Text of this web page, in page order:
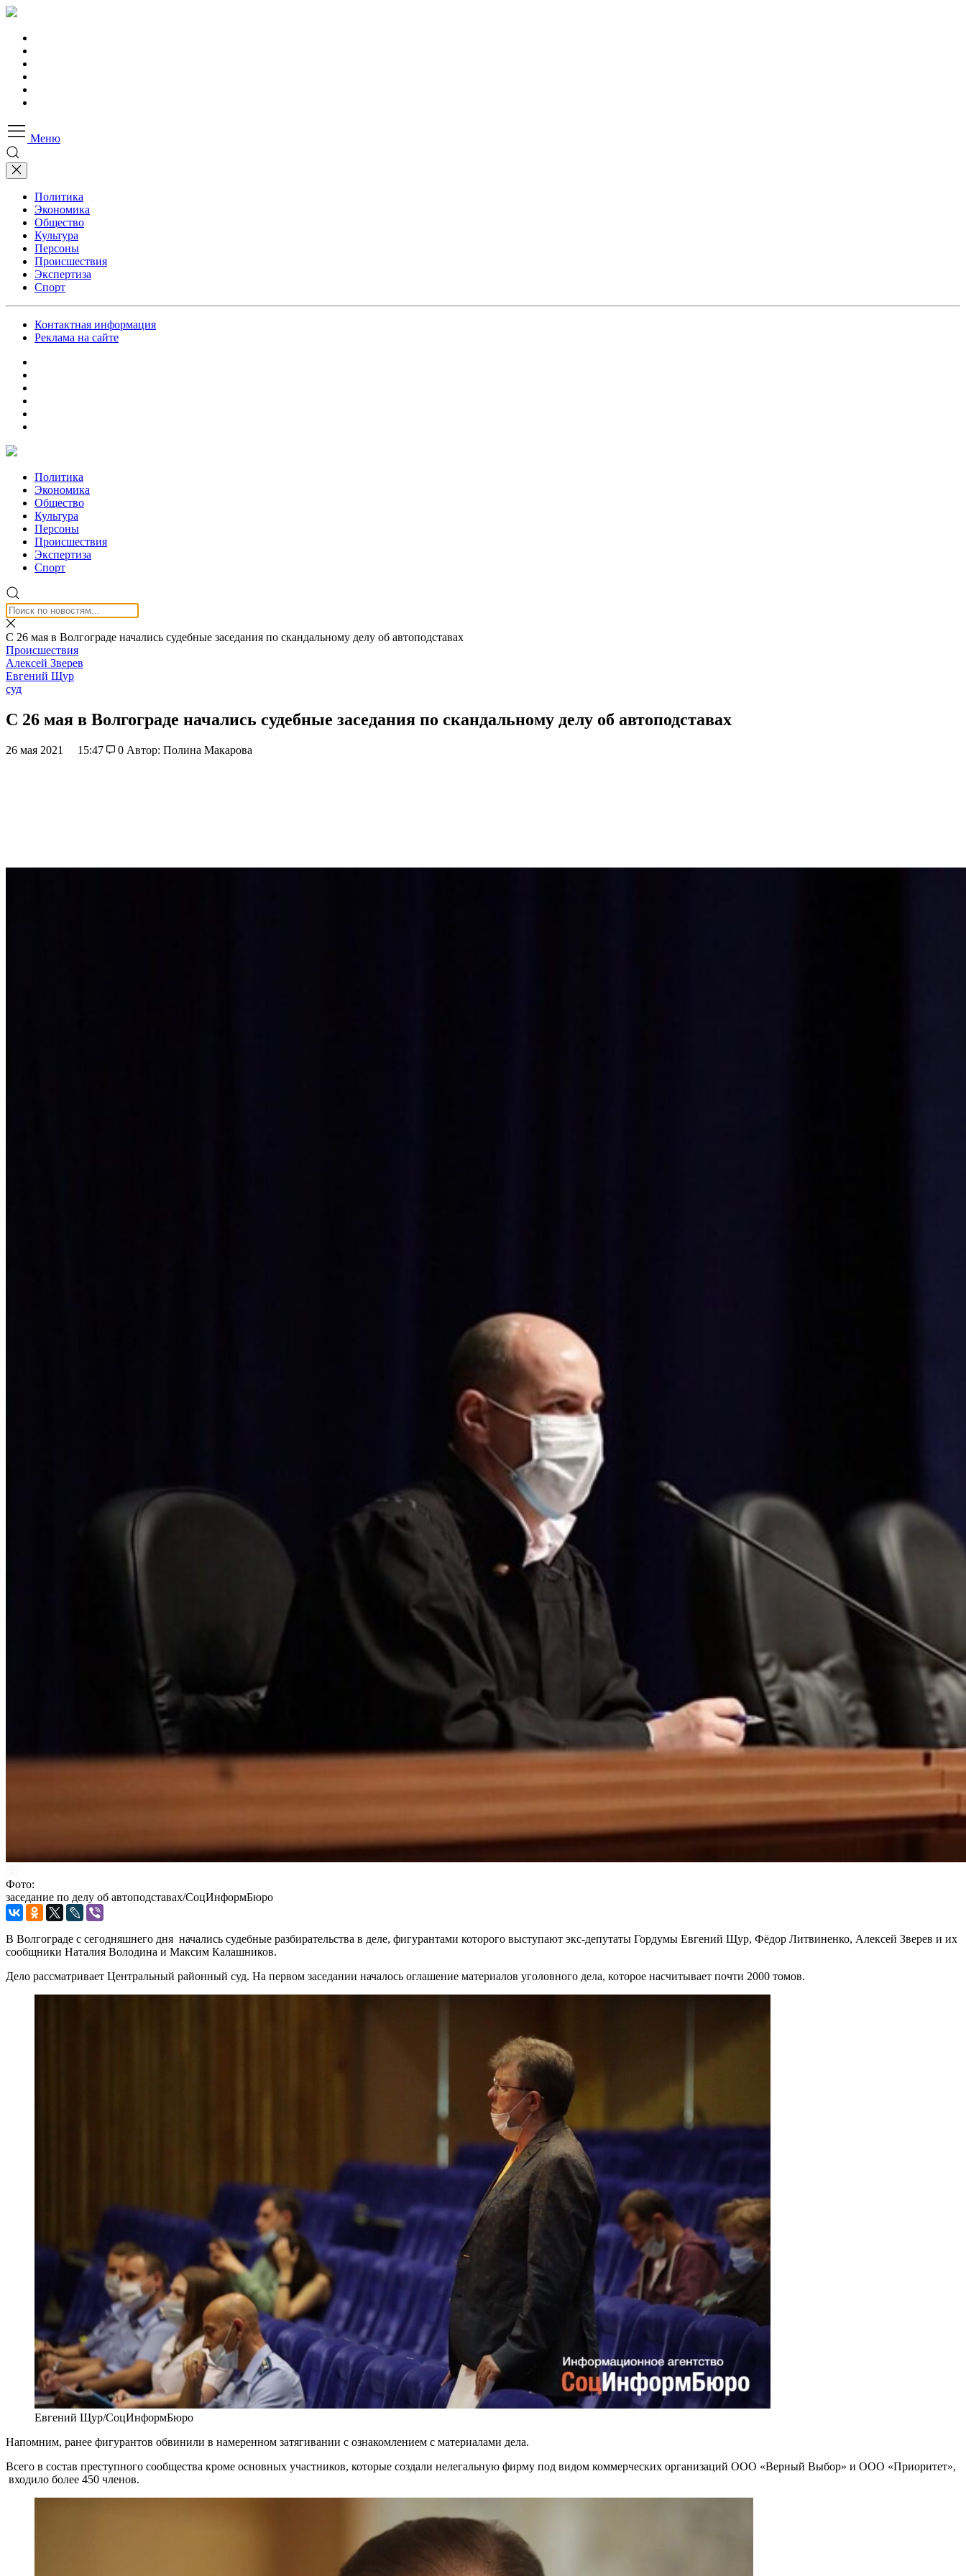
Меню
Политика
Экономика
Общество
Культура
Персоны
Происшествия
Экспертиза
Спорт
Контактная информация
Реклама на сайте
Политика
Экономика
Общество
Культура
Персоны
Происшествия
Экспертиза
Спорт
С 26 мая в Волгограде начались судебные заседания по скандальному делу об автоподставах
Происшествия
Алексей Зверев
Евгений Щур
суд
С 26 мая в Волгограде начались судебные заседания по скандальному делу об автоподставах
26 мая 2021 15:47 0 Автор: Полина Макарова
Фото:
заседание по делу об автоподставах/СоцИнформБюро
В Волгограде с сегодняшнего дня начались судебные разбирательства в деле, фигурантами которого выступают экс-депутаты Гордумы Евгений Щур, Фёдор Литвиненко, Алексей Зверев и их
сообщники Наталия Володина и Максим Калашников.
Дело рассматривает Центральный районный суд. На первом заседании началось оглашение материалов уголовного дела, которое насчитывает почти 2000 томов.
Евгений Щур/СоцИнформБюро
Напомним, ранее фигурантов обвинили в намеренном затягивании с ознакомлением с материалами дела.
Всего в состав преступного сообщества кроме основных участников, которые создали нелегальную фирму под видом коммерческих организаций ООО «Верный Выбор» и ООО «Приоритет»,
входило более 450 членов.